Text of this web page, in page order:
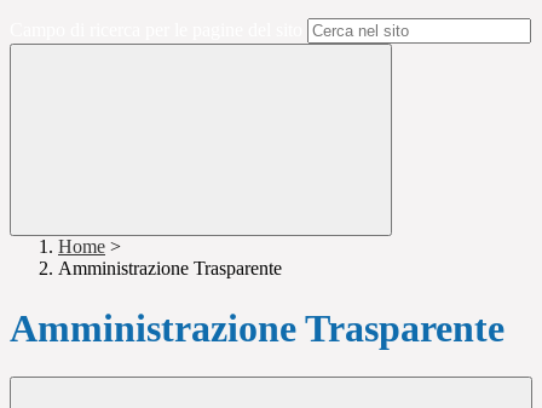
Home >
Amministrazione Trasparente
Amministrazione Trasparente